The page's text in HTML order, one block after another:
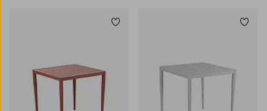
Tilføj til favoritter